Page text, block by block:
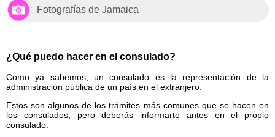
Fotografías de Jamaica
¿Qué puedo hacer en el consulado?
Como ya sabemos, un consulado es la representación de la
administración pública de un país en el extranjero.
Estos son algunos de los trámites más comunes que se hacen en
los consulados, pero deberás informarte antes en el propio
consulado.